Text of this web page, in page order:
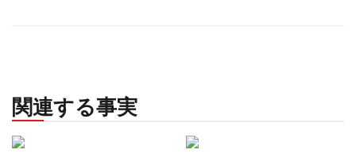
関連する事実